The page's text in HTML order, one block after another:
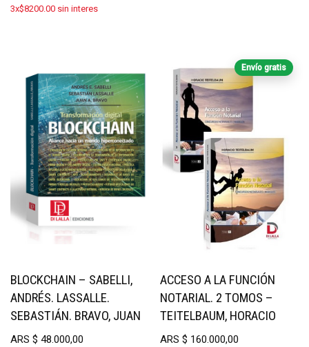
3x$8200.00 sin interes
BLOCKCHAIN – SABELLI,
ANDRÉS. LASSALLE.
SEBASTIÁN. BRAVO, JUAN
ARS $ 48.000,00
Envío gratis
ACCESO A LA FUNCIÓN
NOTARIAL. 2 TOMOS –
TEITELBAUM, HORACIO
ARS$ 160.000,00